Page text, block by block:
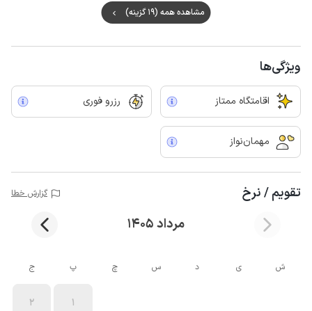
مشاهده همه (19 گزینه)
ویژگی‌ها
اقامتگاه ممتاز رزرو فوری
مهمان‌نواز
تقویم / نرخ گزارش خطا
مرداد 1405
ش ی د س چ پ ج
1
2